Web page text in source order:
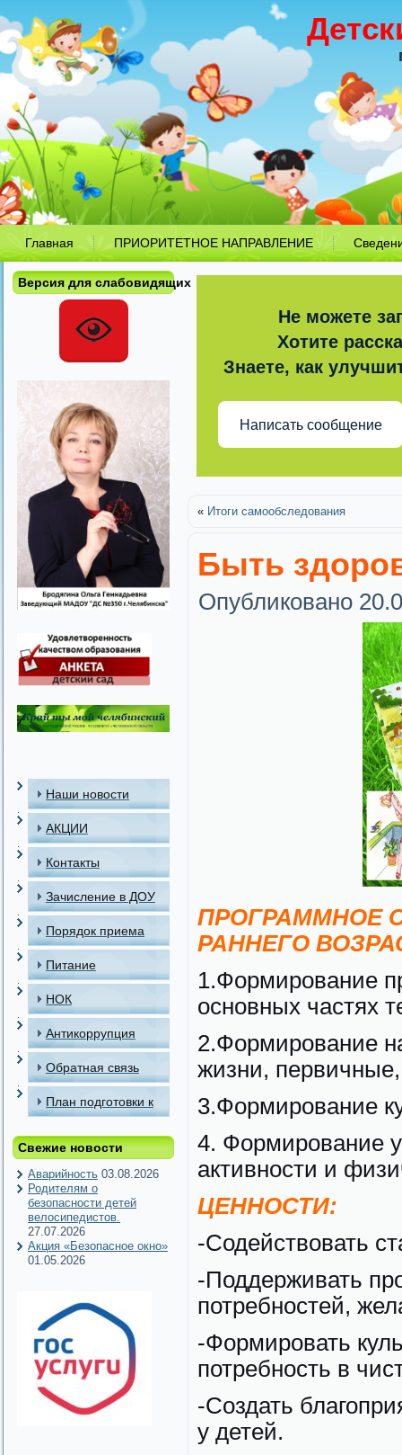
Главная ПРИОРИТЕТНОЕ НАПРАВЛЕНИЕ
Версия для слабовидящих
Наши новости
АКЦИИ
Контакты
Зачисление в ДОУ
Порядок приема
детей в МАДОУ
Питание
НОК
Антикоррупция
Обратная связь
План подготовки к
периоду
Свежие новости
Аварийность 03.08.2026
Родителям о
безопасности детей
велосипедистов.
27.07.2026
Акция «Безопасное окно»
01.05.2026
Не можете
Хотите
Знаете, как
Написать сообщение
« Итоги самообследования
Быть
Опубликовано
ПРОГРАММНОЕ
РАННЕГО
1.Формирование
основных частях
2.Формирование
жизни,
3.Формирование
4. Формирование у
активности и
ЦЕННОСТИ:
-Содействовать
-Поддерживать
потребностей,
-Формировать
потребность в
-Создать
у детей.